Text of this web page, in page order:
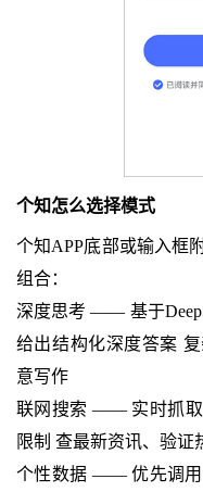
个知怎么选择模式
个知APP底部或输入框
组合：
深度思考 —— 基于
给出结构化深度答案
意写作
联网搜索—— 实时抓
限制 查最新资讯、验证
个性数据 ——优先调